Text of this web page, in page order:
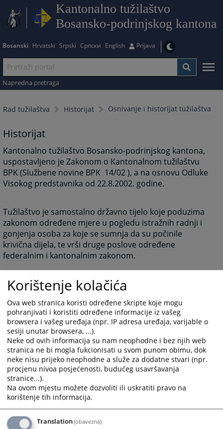
Kantonalno tužilaštvo
Bosansko-podrinjskog kantona
Bosanski Hrvatski Srpski Српски English Prijava
Napredna pretraga
Rad tužilaštva Historijat Osnivanje i historijat tužilaštva
Historijat
Kantonalno tužilaštvo Bosansko-podrinjskog kantona,
uspostavljeno je Zakonom o Kantonalnom tužilaštvu
BPK (Službene novine BPK 14/02 ), a na osnovu Odluke
Visokog predstavnika od 22.8.2002. godine.
Tužilaštvo je samostalno državno tijelo koje poduzima
zakonom određene mjere u pogledu istražnih radnji i
gonjenja osoba za koje se sumnja da su počinile
krivična dijela, te vrši druge poslove određene
federalnim i kantonalnim zakonom.
Svoju funkciju Tužilaštvo vrši u skladu sa Ustavom
Bosne i Hercegovine , Ustavom Federacije BiH i
Ustavom Kantona, te na osnovu zakona BiH, Federacije
BiH i Kantona.
Tužilaštvom rukovodi glavni kantonalni tužilac, kojeg
bira i imenuje Visoko sudsko i tužilačko vijeće BiH.
Tužilaštvo BPK uspostavljeno je sa jurisdikcijom za
cijelu teritoriju BPK, grada Goražde te općina Pale-
Prača i Foča-Ustikolina.
Sjedište Tužilaštva BPK uspostavljeno je u Goraždu.
Korištenje kolačića
Ova web stranica koristi određene skripte koje mogu
pohranjivati i koristiti određene informacije iz vašeg
browsera i vašeg uređaja (npr. IP adresa uređaja, varijable o
sesiji unutar browsera, ...).
Neke od ovih informacija su nam neophodne i bez njih web
stranica ne bi mogla fukcionisati u svom punom obimu, dok
neke nisu prijeko neophodne a služe za dodatne stvari (npr.
procjenu nivoa posjećenosti, budućeg usavršavanja
stranice...).
Na ovom mjestu možete dozvoliti ili uskratiti pravo na
korištenje tih informacija.
Translation(obavezna)